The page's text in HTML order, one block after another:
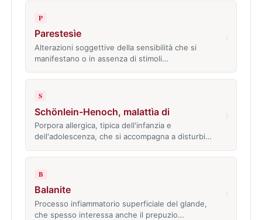
P
Parestesìe
Alterazioni soggettive della sensibilità che si
manifestano o in assenza di stimoli…
S
Schönlein-Henoch, malattìa di
Porpora allergica, tipica dell'infanzia e
dell'adolescenza, che si accompagna a disturbi…
B
Balanite
Processo infiammatorio superficiale del glande,
che spesso interessa anche il prepuzio…